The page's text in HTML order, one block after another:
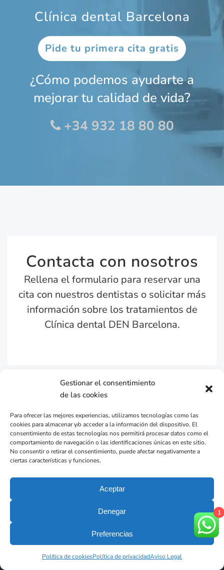
Gestionar el consentimiento
de las cookies
Para ofrecer las mejores experiencias, utilizamos tecnologías como las
cookies para almacenar y/o acceder a la información del dispositivo. El
consentimiento de estas tecnologías nos permitirá procesar datos como el
comportamiento de navegación o las identificaciones únicas en este sitio.
No consentir o retirar el consentimiento, puede afectar negativamente a
ciertas características y funciones.
Aceptar
Denegar
Preferencias
Política de cookiesPolítica de privacidadAviso Legal
Clínica dental Barcelona
Pide tu primera cita gratis
¿Cómo podemos ayudarte a
mejorar tu calidad de vida?
+34 932 18 80 80
Contacta con nosotros
Rellena el formulario para reservar una
cita con nuestros dentistas o solicitar más
información sobre los tratamientos de
Clínica dental DEN Barcelona.
08006 Barcelona
1